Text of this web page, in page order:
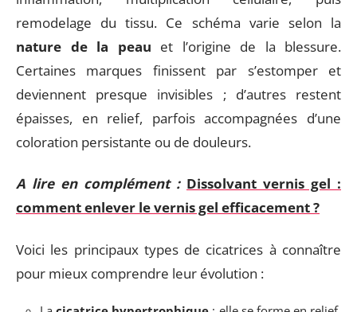
remodelage du tissu. Ce schéma varie selon la
nature de la peau et l’origine de la blessure.
Certaines marques finissent par s’estomper et
deviennent presque invisibles ; d’autres restent
épaisses, en relief, parfois accompagnées d’une
coloration persistante ou de douleurs.
A lire en complément : Dissolvant vernis gel :
comment enlever le vernis gel efficacement ?
Voici les principaux types de cicatrices à connaître
pour mieux comprendre leur évolution :